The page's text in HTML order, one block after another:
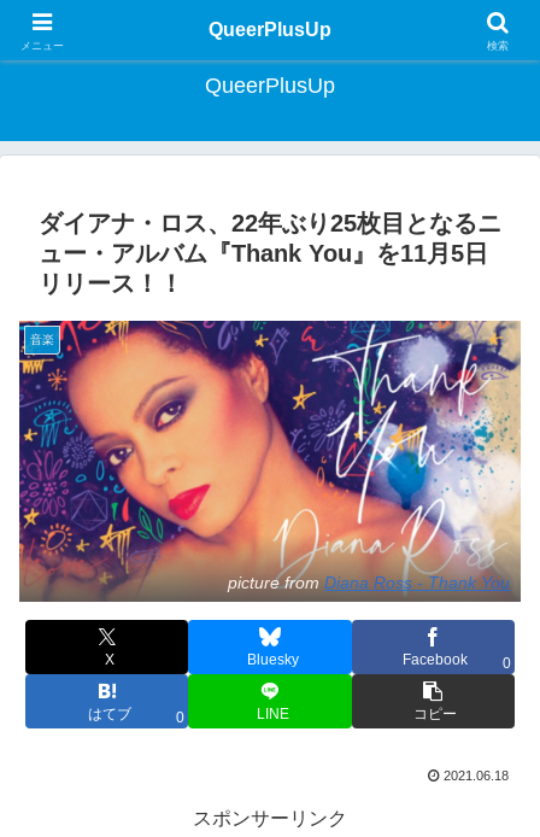
クィア・ライフスタイルマガジン | Lifestyle Magazine for Queer Japan
QueerPlusUp
ダイアナ・ロス、22年ぶり25枚目となるニ
ュー・アルバム『Thank You』を11月5日
リリース！！
音楽
picture fromDiana Ross - Thank You
X Bluesky Facebook 0
はてブ 0 LINE コピー
2021.06.18
スポンサーリンク
メニュー
QueerPlusUp
検索